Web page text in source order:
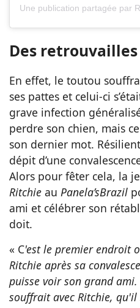
Des
En effet, le toutou
ses pattes et celui-ci
grave infection
perdre son chien, mais
son dernier mot.
dépit d’une
Alors pour fêter cela, la
Ritchie au Panela’sBrazil
ami et célébrer son
doit.
« C'est le premier endroit
Ritchie après sa
puisse voir son grand
souffrait avec Ritchie,